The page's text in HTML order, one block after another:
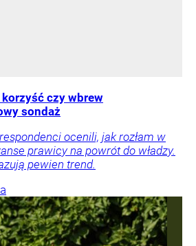
czy wbrew
sondaż
ocenili, jak rozłam w
prawicy na powrót do władzy.
pewien trend.